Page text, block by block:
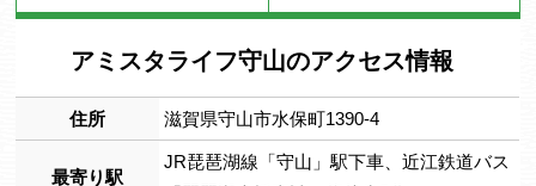
アミスタライフ守山のアクセス情報
住所 滋賀県守山市水保町1390-4
最寄り駅
JR琵琶湖線「守山」駅下車、近江鉄道バス